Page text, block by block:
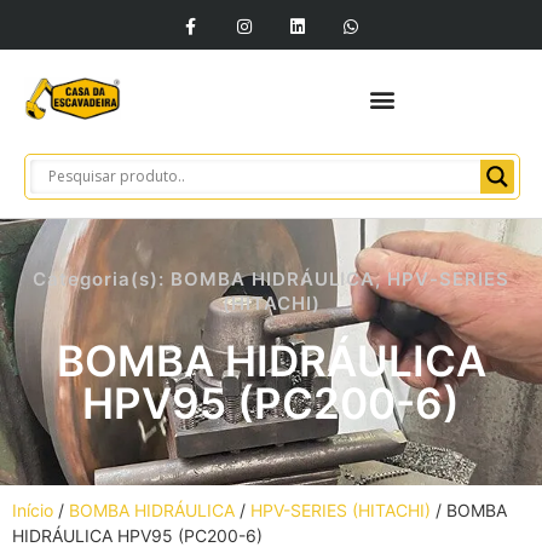
Categoria(s): BOMBA HIDRÁULICA,HPV-SERIES
(HITACHI)
BOMBA HIDRÁULICA
HPV95 (PC200-6)
Início / BOMBA HIDRÁULICA / HPV-SERIES (HITACHI) / BOMBA
HIDRÁULICA HPV95 (PC200-6)